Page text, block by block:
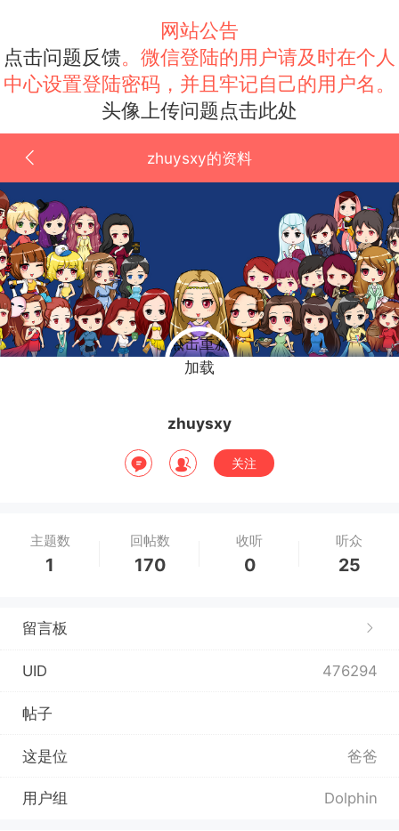
网站公告
点击问题反馈。微信登陆的用户请及时在个人
中心设置登陆密码，并且牢记自己的用户名。
头像上传问题点击此处
zhuysxy的资料
点击重新
加载
zhuysxy
关注
主题数
1
回帖数
170
收听
0
听众
25
留言板
UID 476294
帖子
这是位 爸爸
用户组 Dolphin